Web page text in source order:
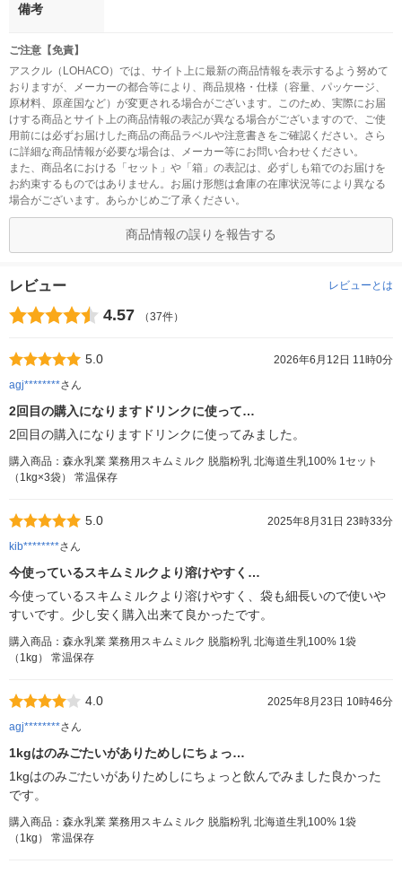
備考
ご注意【免責】
アスクル（LOHACO）では、サイト上に最新の商品情報を表示するよう努めて
おりますが、メーカーの都合等により、商品規格・仕様（容量、パッケージ、
原材料、原産国など）が変更される場合がございます。このため、実際にお届
けする商品とサイト上の商品情報の表記が異なる場合がございますので、ご使
用前には必ずお届けした商品の商品ラベルや注意書きをご確認ください。さら
に詳細な商品情報が必要な場合は、メーカー等にお問い合わせください。
また、商品名における「セット」や「箱」の表記は、必ずしも箱でのお届けを
お約束するものではありません。お届け形態は倉庫の在庫状況等により異なる
場合がございます。あらかじめご了承ください。
商品情報の誤りを報告する
レビュー レビューとは
4.57 （37件）
5.0
2026年6月12日 11時0分
agj********さん
2回目の購入になりますドリンクに使って…
2回目の購入になりますドリンクに使ってみました。
購入商品：森永乳業 業務用スキムミルク 脱脂粉乳 北海道生乳100% 1セット
（1kg×3袋） 常温保存
5.0
2025年8月31日 23時33分
kib********さん
今使っているスキムミルクより溶けやすく…
今使っているスキムミルクより溶けやすく、袋も細長いので使いや
すいです。少し安く購入出来て良かったです。
購入商品：森永乳業 業務用スキムミルク 脱脂粉乳 北海道生乳100% 1袋
（1kg） 常温保存
4.0
2025年8月23日 10時46分
agj********さん
1kgはのみごたいがありためしにちょっ…
1kgはのみごたいがありためしにちょっと飲んでみました良かった
です。
購入商品：森永乳業 業務用スキムミルク 脱脂粉乳 北海道生乳100% 1袋
（1kg） 常温保存